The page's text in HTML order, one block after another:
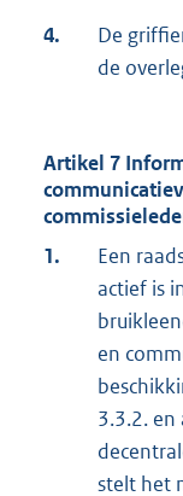
4.
De
de
Artikel 7
1.
Een
actief is
en
3.3.2. en
stelt het